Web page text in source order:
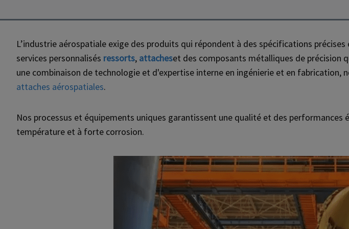
L’industrie aérospatiale exige des produits qui répondent à des spécifications
services personnalisés ressorts, attacheset des composants métalliques de précision
une combinaison de technologie et d'expertise interne en ingénierie et en
attaches aérospatiales.
Nos processus et équipements uniques garantissent une qualité et des
température et à forte corrosion.